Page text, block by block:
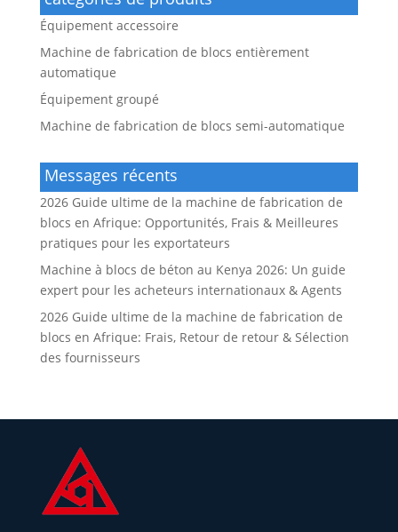
Équipement accessoire
Machine de fabrication de blocs entièrement
automatique
Équipement groupé
Machine de fabrication de blocs semi-automatique
Messages récents
2026 Guide ultime de la machine de fabrication de
blocs en Afrique: Opportunités, Frais & Meilleures
pratiques pour les exportateurs
Machine à blocs de béton au Kenya 2026: Un guide
expert pour les acheteurs internationaux & Agents
2026 Guide ultime de la machine de fabrication de
blocs en Afrique: Frais, Retour de retour & Sélection
des fournisseurs